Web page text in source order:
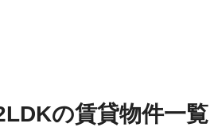
の賃貸物件一覧